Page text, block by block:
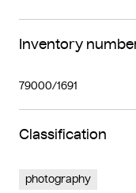
Inventory
79000/1691
Classification
photography